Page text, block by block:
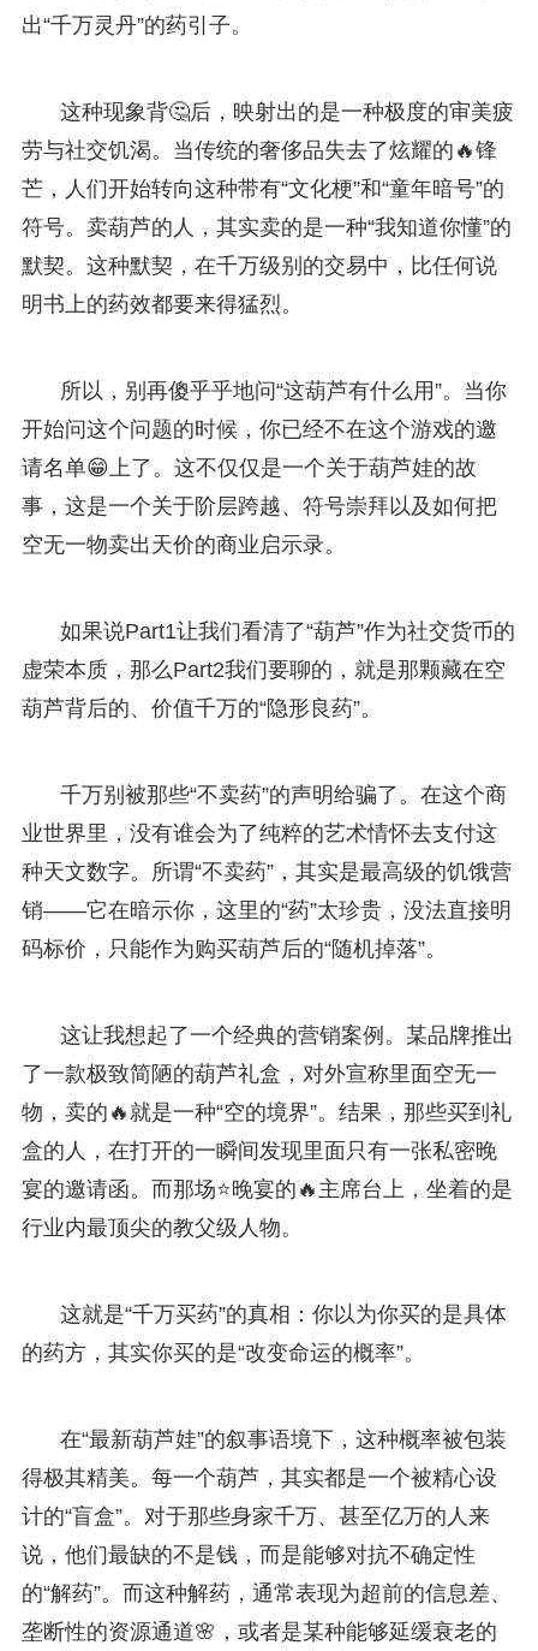
出“千万灵丹”的药引子。
这种现象背🤔后，映射出的是一种极度的审美疲
劳与社交饥渴。当传统的奢侈品失去了炫耀的🔥锋
芒，人们开始转向这种带有“文化梗”和“童年暗号”的
符号。卖葫芦的人，其实卖的是一种“我知道你懂”的
默契。这种默契，在千万级别的交易中，比任何说
明书上的药效都要来得猛烈。
所以，别再傻乎乎地问“这葫芦有什么用”。当你
开始问这个问题的时候，你已经不在这个游戏的邀
请名单😁上了。这不仅仅是一个关于葫芦娃的故
事，这是一个关于阶层跨越、符号崇拜以及如何把
空无一物卖出天价的商业启示录。
如果说Part1让我们看清了“葫芦”作为社交货币的
虚荣本质，那么Part2我们要聊的，就是那颗藏在空
葫芦背后的、价值千万的“隐形良药”。
千万别被那些“不卖药”的声明给骗了。在这个商
业世界里，没有谁会为了纯粹的艺术情怀去支付这
种天文数字。所谓“不卖药”，其实是最高级的饥饿营
销——它在暗示你，这里的“药”太珍贵，没法直接明
码标价，只能作为购买葫芦后的“随机掉落”。
这让我想起了一个经典的营销案例。某品牌推出
了一款极致简陋的葫芦礼盒，对外宣称里面空无一
物，卖的🔥就是一种“空的境界”。结果，那些买到礼
盒的人，在打开的一瞬间发现里面只有一张私密晚
宴的邀请函。而那场⭐晚宴的🔥主席台上，坐着的是
行业内最顶尖的教父级人物。
这就是“千万买药”的真相：你以为你买的是具体
的药方，其实你买的是“改变命运的概率”。
在“最新葫芦娃”的叙事语境下，这种概率被包装
得极其精美。每一个葫芦，其实都是一个被精心设
计的“盲盒”。对于那些身家千万、甚至亿万的人来
说，他们最缺的不是钱，而是能够对抗不确定性
的“解药”。而这种解药，通常表现为超前的信息差、
垄断性的资源通道🌸，或者是某种能够延缓衰老的